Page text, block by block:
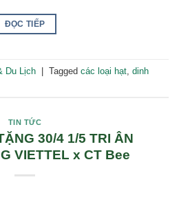
ĐỌC TIẾP
Du Lịch Tagged các loại hạt dinh
TIN TỨC
30/4 1/5 TRI ÂN
VIETTEL x CT Bee